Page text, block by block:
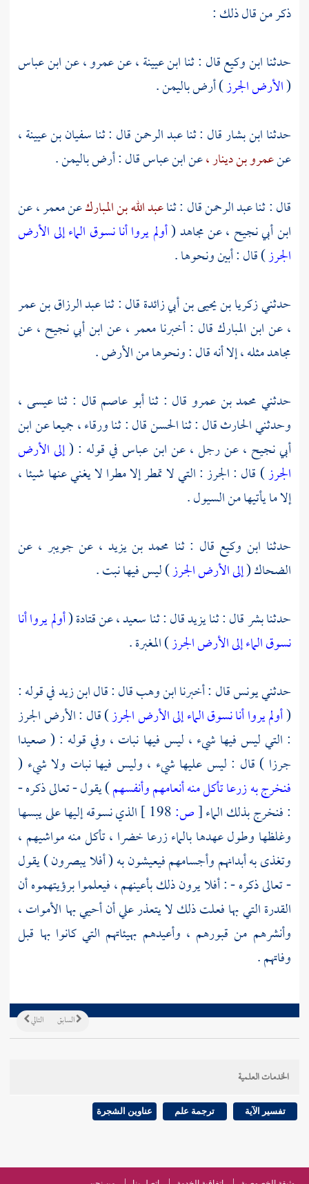
ذكر من قال ذلك :
حدثناابن وكيعقال : ثناابن عيينة ،عنعمرو ،عنابن عباس
(الأرض الجرز) أرضباليمن.
حدثناابن بشارقال : ثناعبد الرحمنقال : ثناسفيان بن عيينة ،
عنعمرو بن دينار ،عنابن عباسقال : أرضباليمن.
قال : ثناعبد الرحمنقال : ثناعبد الله بن المباركعنمعمر ،عن
ابن أبي نجيح ،عنمجاهد(أولم يروا أنا نسوق الماء إلى الأرض
الجرز) قال : أبين ونحوها .
حدثنيزكريا بن يحيى بن أبي زائدةقال : ثناعبد الرزاق بن عمر
،عنابن المبارك قال : أخبرنامعمر ،عنابن أبي نجيح ،عن
مجاهدمثله ، إلا أنه قال : ونحوها من الأرض .
حدثني محمد بن عمرو قال : ثناأبو عاصم قال : ثناعيسى ،
وحدثنيالحارثقال : ثناالحسنقال : ثناورقاء ،جميعا عنابن
أبي نجيح ،عن رجل ، عنابن عباسفي قوله : (إلى الأرض
الجرز) قال : الجرز : التي لا تمطر إلا مطرا لا يغني عنها شيئا ،
إلا ما يأتيها من السيول .
حدثنا ابن وكيع قال : ثنا محمد بن يزيد ، عن جويبر ، عن
الضحاك(إلى الأرض الجرز) ليس فيها نبت .
حدثنابشرقال : ثنايزيدقال : ثناسعيد ،عنقتادة(أولم يروا أنا
نسوق الماء إلى الأرض الجرز) المغبرة .
حدثنييونسقال : أخبرناابن وهبقال : قالابن زيدفي قوله :
(أولم يروا أنا نسوق الماء إلى الأرض الجرز) قال : الأرض الجرز
: التي ليس فيها شيء ، ليس فيها نبات ، وفي قوله : ( صعيدا
جرزا ) قال : ليس عليها شيء ، وليس فيها نبات ولا شيء (
فنخرج به زرعا تأكل منه أنعامهم وأنفسهم) يقول - تعالى ذكره -
: فنخرج بذلك الماء[ص:
الذي نسوقه إليها على يبسها
وغلظها وطول عهدها بالماء زرعا خضرا ، تأكل منه مواشيهم ،
وتغذى به أبدانهم وأجسامهم فيعيشون به ( أفلا يبصرون ) يقول
- تعالى ذكره - : أفلا يرون ذلك بأعينهم ، فيعلموا برؤيتهموه أن
القدرة التي بها فعلت ذلك لا يتعذر علي أن أحيي بها الأموات ،
وأنشرهم من قبورهم ، وأعيدهم بهيئاتهم التي كانوا بها قبل
وفاتهم .
التالي السابق
الخدمات العلمية
تفسير الآية ترجمة علم عناوين الشجرة